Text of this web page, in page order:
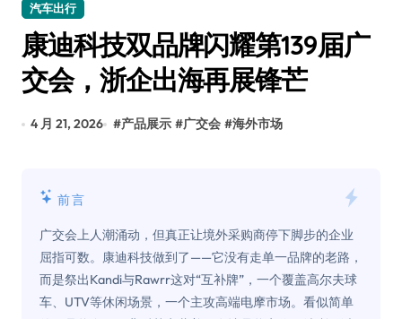
汽车出行
康迪科技双品牌闪耀第139届广
交会，浙企出海再展锋芒
4 月 21, 2026 #产品展示 #广交会 #海外市场
前言
广交会上人潮涌动，但真正让境外采购商停下脚步的企业
屈指可数。康迪科技做到了——它没有走单一品牌的老路，
而是祭出Kandi与Rawrr这对“互补牌”，一个覆盖高尔夫球
车、UTV等休闲场景，一个主攻高端电摩市场。看似简单